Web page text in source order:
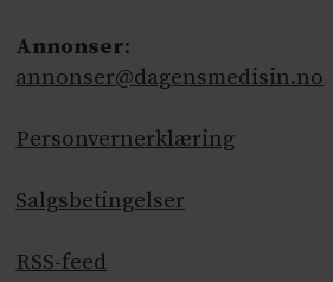
Annonser:
annonser@dagensmedisin.no
Personvernerklæring
Salgsbetingelser
RSS-feed